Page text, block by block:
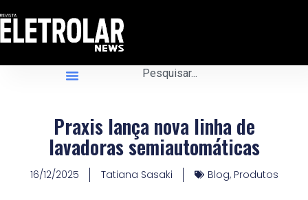
Praxis lança nova linha de
lavadoras semiautomáticas
16/12/2025 Tatiana Sasaki Blog, Produtos